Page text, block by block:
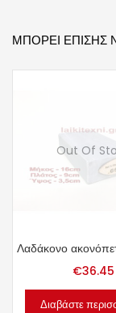
ΜΠΟΡΕΊ ΕΠΊΣΗΣ
Out Of
€36.45
Διαβάστε